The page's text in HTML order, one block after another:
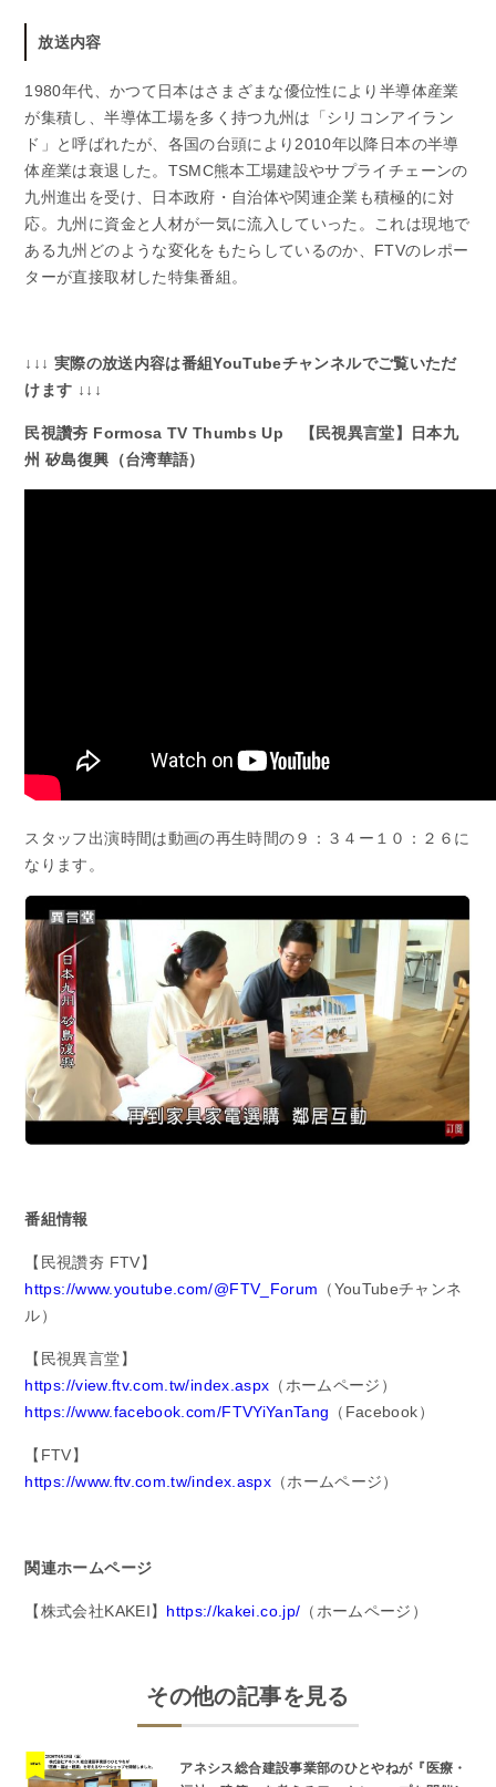
放送内容
1980年代、かつて日本はさまざまな優位性により半導体産業
が集積し、半導体工場を多く持つ九州は「シリコンアイラン
ド」と呼ばれたが、各国の台頭により2010年以降日本の半導
体産業は衰退した。TSMC熊本工場建設やサプライチェーンの
九州進出を受け、日本政府・自治体や関連企業も積極的に対
応。九州に資金と人材が一気に流入していった。これは現地で
ある九州どのような変化をもたらしているのか、FTVのレポー
ターが直接取材した特集番組。
↓↓↓ 実際の放送内容は番組YouTubeチャンネルでご覧いただ
けます ↓↓↓
民視讚夯 Formosa TV Thumbs Up 【民視異言堂】日本九
州 矽島復興（台湾華語）
スタッフ出演時間は動画の再生時間の９：３４ー１０：２６に
なります。
番組情報
【民視讚夯 FTV】
https://www.youtube.com/@FTV_Forum （YouTubeチャンネ
ル）
【民視異言堂】
https://view.ftv.com.tw/index.aspx （ホームページ）
https://www.facebook.com/FTVYiYanTang （Facebook）
【FTV】
https://www.ftv.com.tw/index.aspx（ホームページ）
関連ホームページ
【株式会社KAKEI】 https://kakei.co.jp/ （ホームページ）
その他の記事を見る
アネシス総合建設事業部のひとやねが『医療・